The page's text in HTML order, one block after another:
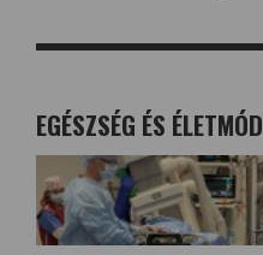
EGÉSZSÉG ÉS ÉLETMÓD